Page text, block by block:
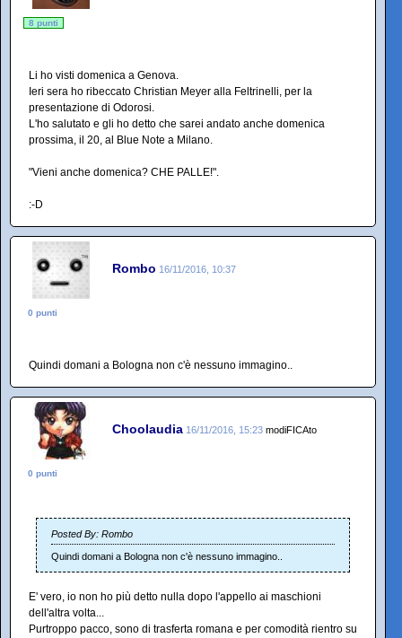
8 punti
Li ho visti domenica a Genova.
Ieri sera ho ribeccato Christian Meyer alla Feltrinelli, per la
presentazione di Odorosi.
L'ho salutato e gli ho detto che sarei andato anche domenica
prossima, il 20, al Blue Note a Milano.
"Vieni anche domenica? CHE PALLE!".
:-D
Rombo 16/11/2016, 10:37
0 punti
Quindi domani a Bologna non c'è nessuno immagino..
Choolaudia 16/11/2016, 15:23 modiFICAto
0 punti
Posted By: Rombo
Quindi domani a Bologna non c'è nessuno immagino..
E' vero, io non ho più detto nulla dopo l'appello ai maschioni
dell'altra volta...
Purtroppo pacco, sono di trasferta romana e per comodità rientro su